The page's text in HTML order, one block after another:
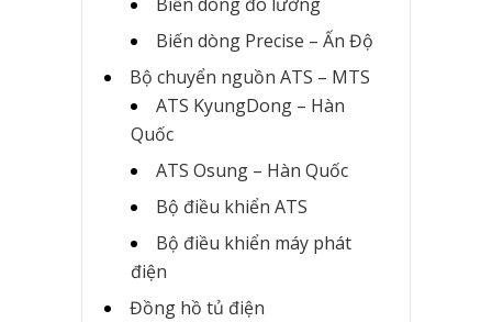
Biến dòng Precise – Ấn Độ
Bộ chuyển nguồn ATS – MTS
ATS KyungDong – Hàn
Quốc
ATS Osung – Hàn Quốc
Bộ điều khiển ATS
Bộ điều khiển máy phát
điện
Đồng hồ tủ điện